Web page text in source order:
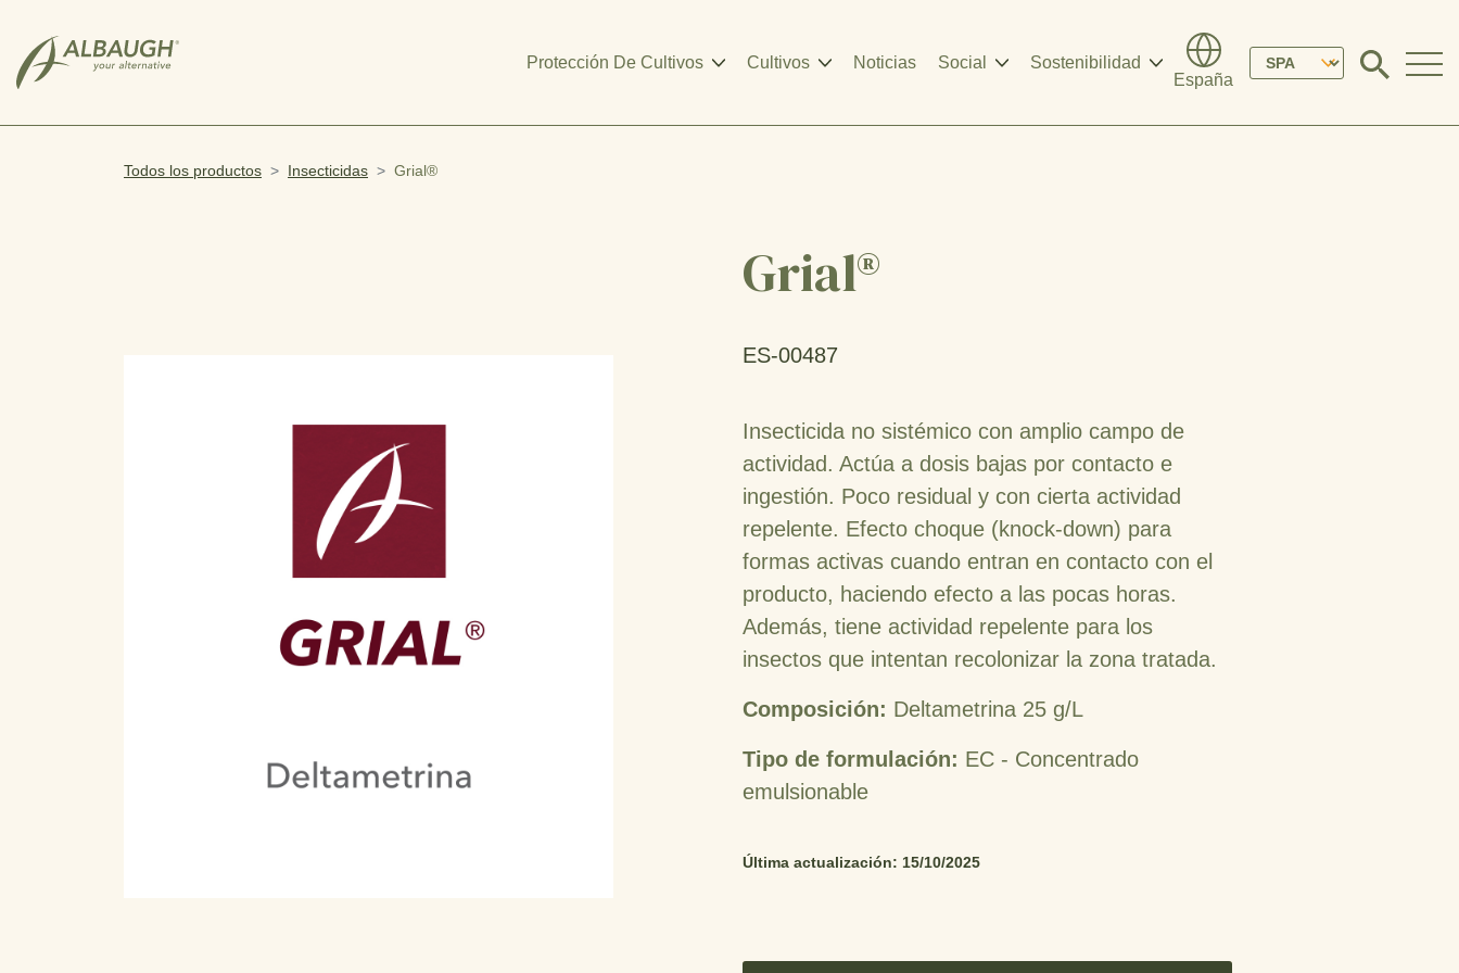
Protección De Cultivos Cultivos Noticias Social
Sostenibilidad
España
Please
Click
modal
Todos los productos Insecticidas Grial®
Grial®
ES-00487
Insecticida no sistémico con amplio campo de
actividad. Actúa a dosis bajas por contacto e
ingestión. Poco residual y con cierta actividad
repelente. Efecto choque (knock-down) para
formas activas cuando entran en contacto con el
producto, haciendo efecto a las pocas horas.
Además, tiene actividad repelente para los
insectos que intentan recolonizar la zona tratada.
Composición: Deltametrina 25 g/L
Tipo de formulación: EC - Concentrado
emulsionable
Última actualización: 15/10/2025